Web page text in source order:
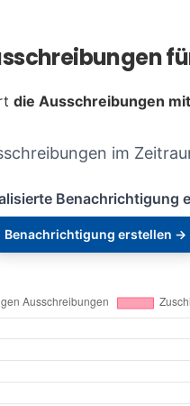
die Ausschreibungen
im
Benachrichtigung
Benachrichtigung erstellen →